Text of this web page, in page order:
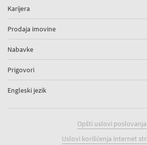
Karijera
Prodaja imovine
Nabavke
Prigovori
Engleski jezik
Opšti uslovi poslovanja
Uslovi korišćenja internet